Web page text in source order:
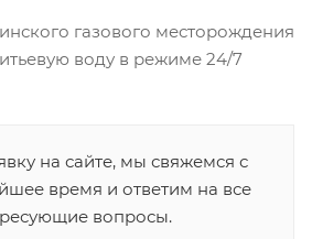
газового месторождения
воду в режиме 24/7
на сайте, мы свяжемся с
время и ответим на все
вопросы.